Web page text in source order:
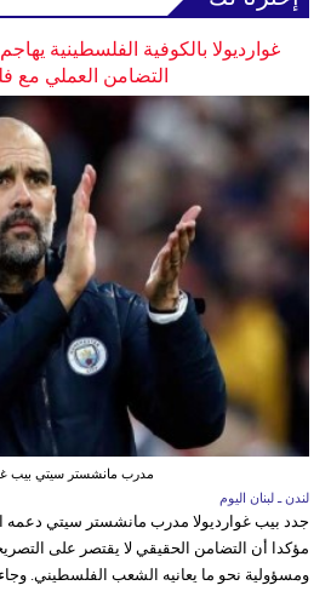
غوارديولا بالكوفية الفلسطينية
التضامن العملي مع
مدرب مانشستر سيتي بيب
لندن ـ لبنان اليوم
جدد بيب غوارديولا مدرب مانشستر سيتي دعمه
مؤكدا أن التضامن الحقيقي لا يقتصر على
ومسؤولية نحو ما يعانيه الشعب الفلسطيني.